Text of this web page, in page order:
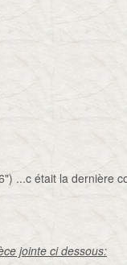
...c était la dernière
jointe ci dessous: